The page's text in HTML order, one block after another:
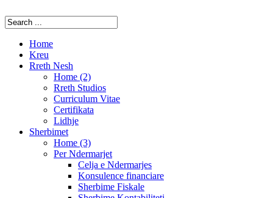
Home
Kreu
Rreth Nesh
Home (2)
Rreth Studios
Curriculum Vitae
Certifikata
Lidhje
Sherbimet
Home (3)
Per Ndermarjet
Celja e Ndermarjes
Konsulence financiare
Sherbime Fiskale